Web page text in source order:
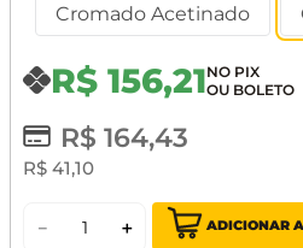
Cromado Acetinado
R$ 156,21
R$ 164,43
R$ 41,10
＋
－ ADICIONAR